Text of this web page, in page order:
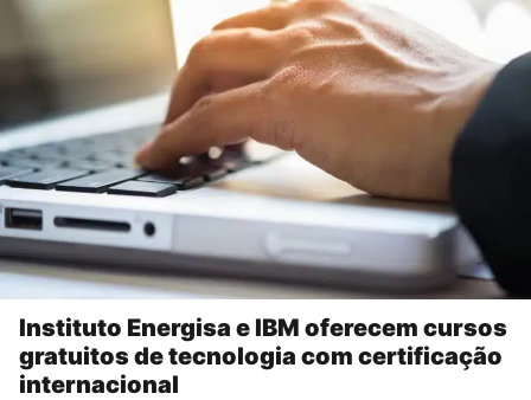
Instituto Energisa e IBM oferecem cursos
gratuitos de tecnologia com certificação
internacional